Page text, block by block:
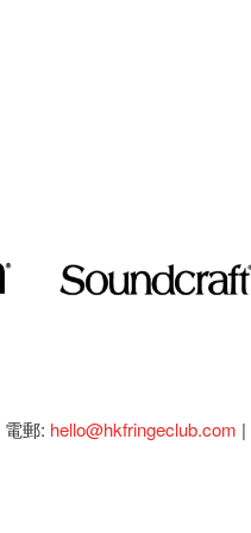
電郵: hello@hkfringeclub.com |